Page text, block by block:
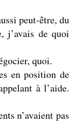
peut-être, du
j’avais de quoi
quoi.
en position de
à l’aide.
n’avaient pas